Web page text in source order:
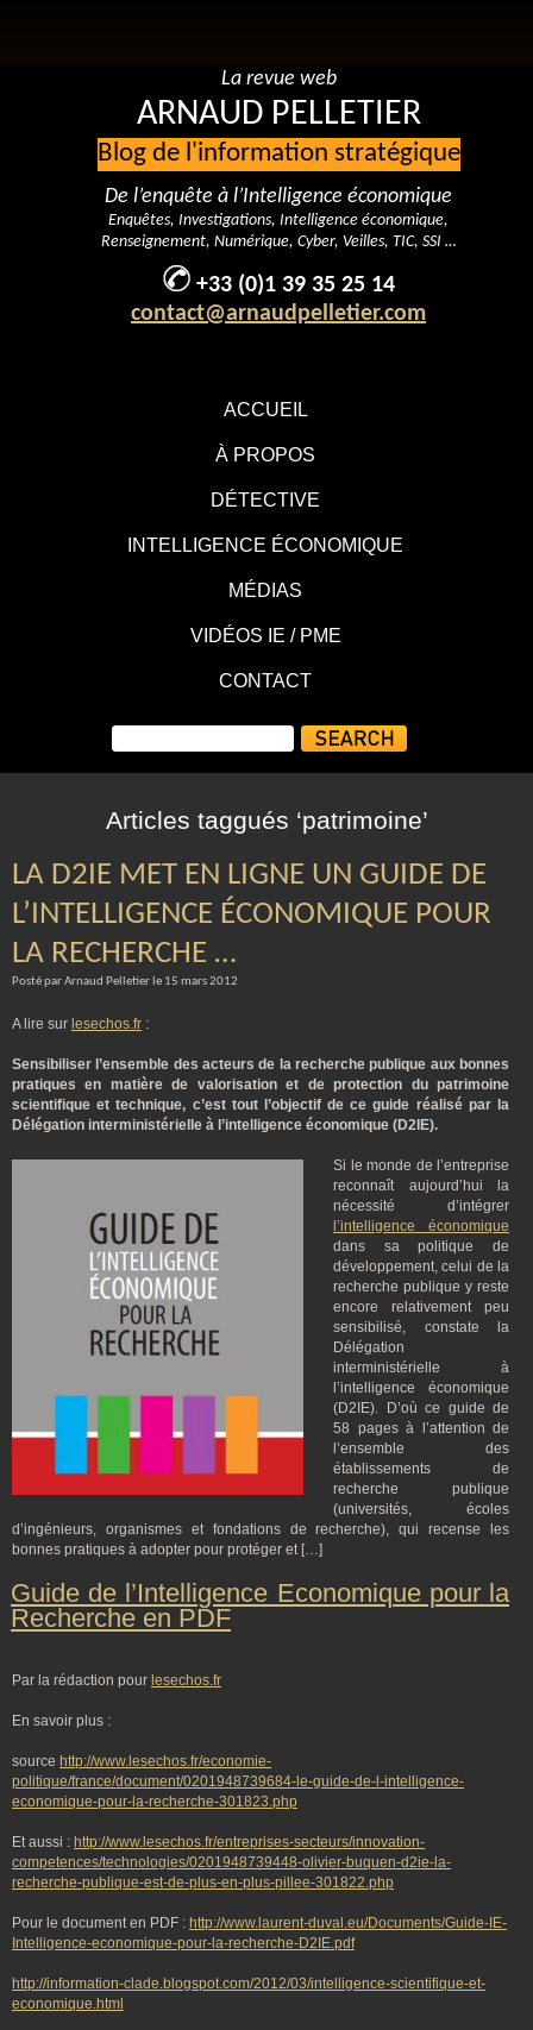
ACCUEIL
À PROPOS
DÉTECTIVE
INTELLIGENCE ÉCONOMIQUE
MÉDIAS
VIDÉOS IE / PME
CONTACT
La revue web
ARNAUD PELLETIER
Blog de l'information stratégique
De l’enquête à l’Intelligence économique
Enquêtes, Investigations, Intelligence économique,
Renseignement, Numérique, Cyber, Veilles, TIC, SSI …
+33 (0)1 39 35 25 14
contact@arnaudpelletier.com
Articles taggués ‘patrimoine’
LA D2IE MET EN LIGNE UN GUIDE DE
L’INTELLIGENCE ÉCONOMIQUE POUR
LA RECHERCHE …
Posté par Arnaud Pelletier le 15 mars 2012
A lire sur lesechos.fr :
Sensibiliser l’ensemble des acteurs de la recherche publique aux bonnes
pratiques en matière de valorisation et de protection du patrimoine
scientifique et technique, c’est tout l’objectif de ce guide réalisé par la
Délégation interministérielle à l’intelligence économique (D2IE).
Si le monde de l’entreprise
reconnaît aujourd’hui la
nécessité d’intégrer
l’intelligence économique
dans sa politique de
développement, celui de la
recherche publique y reste
encore relativement peu
sensibilisé, constate la
Délégation
interministérielle à
l’intelligence économique
(D2IE). D’où ce guide de
58 pages à l’attention de
l’ensemble des
établissements de
recherche publique
(universités, écoles
d’ingénieurs, organismes et fondations de recherche), qui recense les
bonnes pratiques à adopter pour protéger et […]
Guide de l’Intelligence Economique pour la
Recherche en PDF
Par la rédaction pour lesechos.fr
En savoir plus :
source http://www.lesechos.fr/economie-
politique/france/document/0201948739684-le-guide-de-l-intelligence-
economique-pour-la-recherche-301823.php
Et aussi : http://www.lesechos.fr/entreprises-secteurs/innovation-
competences/technologies/0201948739448-olivier-buquen-d2ie-la-
recherche-publique-est-de-plus-en-plus-pillee-301822.php
Pour le document en PDF : http://www.laurent-duval.eu/Documents/Guide-IE-
Intelligence-economique-pour-la-recherche-D2IE.pdf
http://information-clade.blogspot.com/2012/03/intelligence-scientifique-et-
economique.html